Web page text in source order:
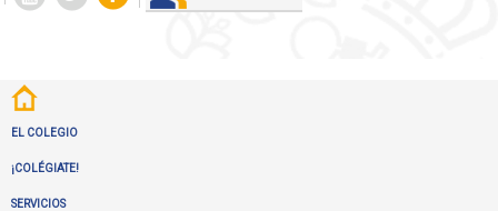
EL COLEGIO
¡COLÉGIATE!
SERVICIOS